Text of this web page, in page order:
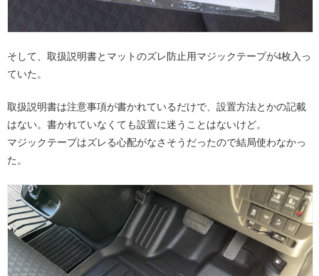
そして、取扱説明書とマットのズレ防止用マジックテープが4枚入っ
ていた。
取扱説明書は注意事項が書かれているだけで、設置方法とかの記載
はない。書かれていなくても設置に迷うことはないけど。
マジックテープはズレる心配がなさそうだったので結局使わなかっ
た。